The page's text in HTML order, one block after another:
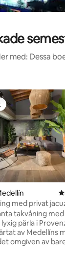
med: Dessa
242
med privat
takvåning
pärla i
av Medellíns
omgiven av